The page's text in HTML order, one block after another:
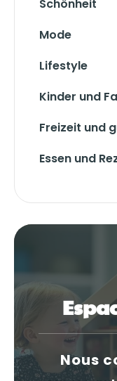
Schönheit
Mode
Lifestyle
Kinder und
Freizeit und
Essen und
Nous